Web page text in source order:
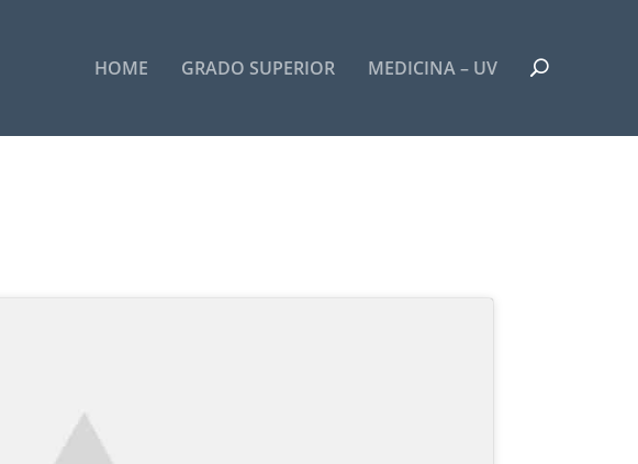
HOME GRADO SUPERIOR MEDICINA – UV